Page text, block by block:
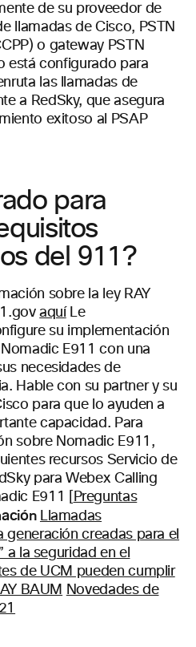
de su proveedor de
llamadas de Cisco, PSTN
o gateway PSTN
está configurado para
las llamadas de
a RedSky, que asegura
exitoso al PSAP
para
del 911?
sobre la ley RAY
aquíLe
su implementación
E911 con una
necesidades de
Hable con su partner y su
para que lo ayuden a
capacidad. Para
sobre Nomadic E911,
recursos Servicio de
para Webex Calling
E911 [
Preguntas
Llamadas
generación creadas para el
a la seguridad en el
de UCM pueden cumplir
BAUM
Novedades de